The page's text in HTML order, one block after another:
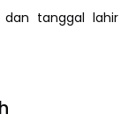
tanggal lahir